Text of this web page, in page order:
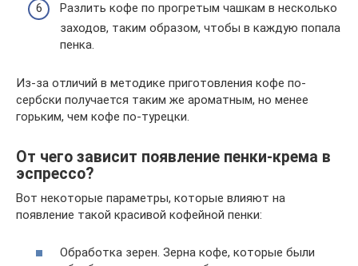
Разлить кофе по прогретым чашкам в несколько
заходов, таким образом, чтобы в каждую попала
пенка.
Из-за отличий в методике приготовления кофе по-
сербски получается таким же ароматным, но менее
горьким, чем кофе по-турецки.
От чего зависит появление пенки-крема в
эспрессо?
Вот некоторые параметры, которые влияют на
появление такой красивой кофейной пенки:
Обработка зерен. Зерна кофе, которые были